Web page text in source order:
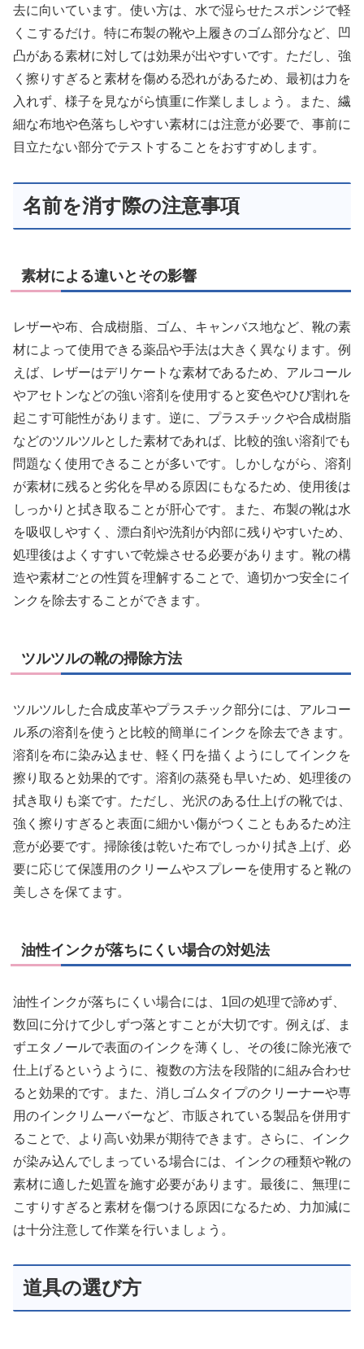
去に向いています。使い方は、水で湿らせたスポンジで軽
くこするだけ。特に布製の靴や上履きのゴム部分など、凹
凸がある素材に対しては効果が出やすいです。ただし、強
く擦りすぎると素材を傷める恐れがあるため、最初は力を
入れず、様子を見ながら慎重に作業しましょう。また、繊
細な布地や色落ちしやすい素材には注意が必要で、事前に
目立たない部分でテストすることをおすすめします。
名前を消す際の注意事項
素材による違いとその影響
レザーや布、合成樹脂、ゴム、キャンバス地など、靴の素
材によって使用できる薬品や手法は大きく異なります。例
えば、レザーはデリケートな素材であるため、アルコール
やアセトンなどの強い溶剤を使用すると変色やひび割れを
起こす可能性があります。逆に、プラスチックや合成樹脂
などのツルツルとした素材であれば、比較的強い溶剤でも
問題なく使用できることが多いです。しかしながら、溶剤
が素材に残ると劣化を早める原因にもなるため、使用後は
しっかりと拭き取ることが肝心です。また、布製の靴は水
を吸収しやすく、漂白剤や洗剤が内部に残りやすいため、
処理後はよくすすいで乾燥させる必要があります。靴の構
造や素材ごとの性質を理解することで、適切かつ安全にイ
ンクを除去することができます。
ツルツルの靴の掃除方法
ツルツルした合成皮革やプラスチック部分には、アルコー
ル系の溶剤を使うと比較的簡単にインクを除去できます。
溶剤を布に染み込ませ、軽く円を描くようにしてインクを
擦り取ると効果的です。溶剤の蒸発も早いため、処理後の
拭き取りも楽です。ただし、光沢のある仕上げの靴では、
強く擦りすぎると表面に細かい傷がつくこともあるため注
意が必要です。掃除後は乾いた布でしっかり拭き上げ、必
要に応じて保護用のクリームやスプレーを使用すると靴の
美しさを保てます。
油性インクが落ちにくい場合の対処法
油性インクが落ちにくい場合には、1回の処理で諦めず、
数回に分けて少しずつ落とすことが大切です。例えば、ま
ずエタノールで表面のインクを薄くし、その後に除光液で
仕上げるというように、複数の方法を段階的に組み合わせ
ると効果的です。また、消しゴムタイプのクリーナーや専
用のインクリムーバーなど、市販されている製品を併用す
ることで、より高い効果が期待できます。さらに、インク
が染み込んでしまっている場合には、インクの種類や靴の
素材に適した処置を施す必要があります。最後に、無理に
こすりすぎると素材を傷つける原因になるため、力加減に
は十分注意して作業を行いましょう。
道具の選び方